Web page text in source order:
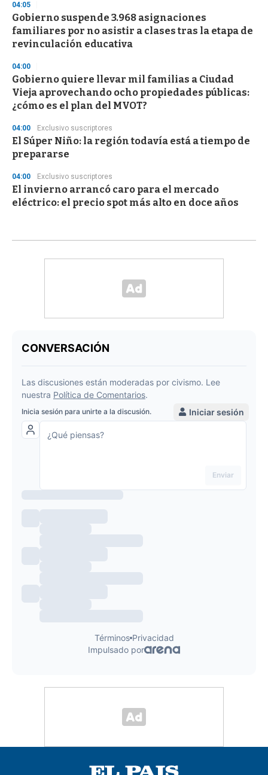
04:05
Gobierno suspende 3.968 asignaciones
familiares por no asistir a clases tras la etapa de
revinculación educativa
04:00
Gobierno quiere llevar mil familias a Ciudad
Vieja aprovechando ocho propiedades públicas:
¿cómo es el plan del MVOT?
04:00 Exclusivo suscriptores
El Súper Niño: la región todavía está a tiempo de
prepararse
04:00 Exclusivo suscriptores
El invierno arrancó caro para el mercado
eléctrico: el precio spot más alto en doce años